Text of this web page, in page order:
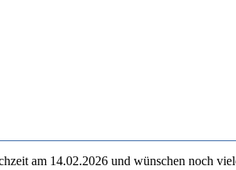
am 14.02.2026 und wünschen noch